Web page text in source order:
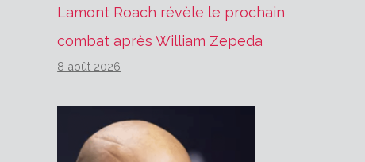
Lamont Roach révèle le prochain
combat après William Zepeda
8 août 2026